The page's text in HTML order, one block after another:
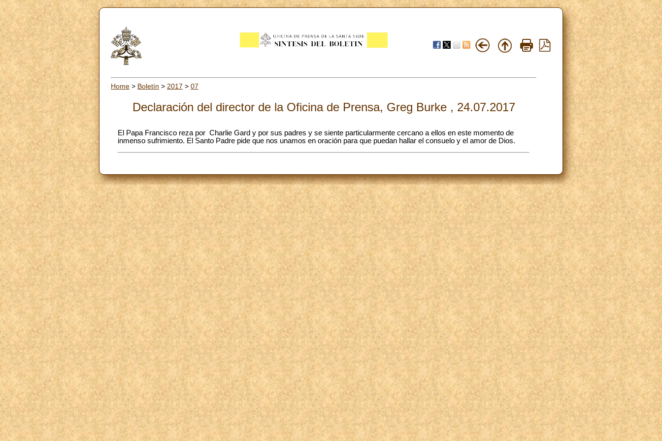
Home > Boletín > 2017 > 07
Declaración del director de la Oficina de Prensa, Greg Burke , 24.07.2017
El Papa Francisco reza por Charlie Gard y por sus padres y se siente particularmente cercano a ellos en este momento de
inmenso sufrimiento. El Santo Padre pide que nos unamos en oración para que puedan hallar el consuelo y el amor de Dios.